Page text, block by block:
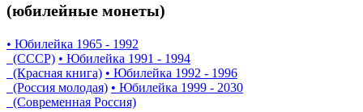
(юбилейные монеты)
• Юбилейка 1965 - 1992
(СССР) • Юбилейка 1991 - 1994
(Красная книга) • Юбилейка 1992 - 1996
(Россия молодая) • Юбилейка 1999 - 2030
(Современная Россия)